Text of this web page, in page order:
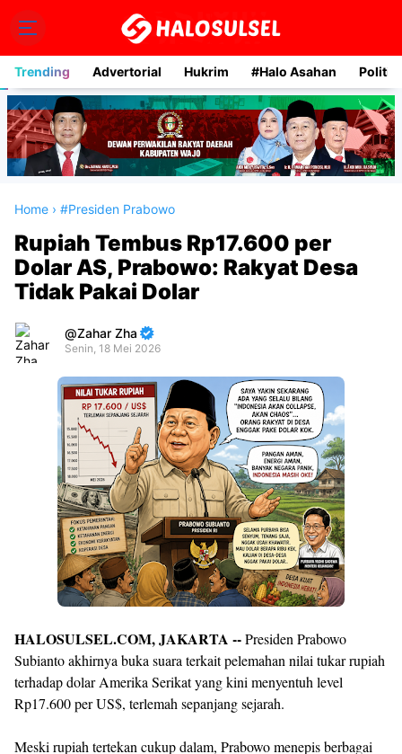
Trending Advertorial Hukrim #Halo Asahan Politik
Home › #Presiden Prabowo
Rupiah Tembus Rp17.600 per
Dolar AS, Prabowo: Rakyat Desa
Tidak Pakai Dolar
Zahar Zha
Senin, 18 Mei 2026
Premium
Raushan
Templates
HALOSULSEL.COM, JAKARTA --Presiden Prabowo
Subianto akhirnya buka suara terkait pelemahan nilai tukar rupiah
terhadap dolar Amerika Serikat yang kini menyentuh level
Rp17.600 per US$, terlemah sepanjang sejarah.
Meski rupiah tertekan cukup dalam, Prabowo menepis berbagai